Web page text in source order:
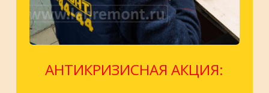
АНТИКРИЗИСНАЯ АКЦИЯ: